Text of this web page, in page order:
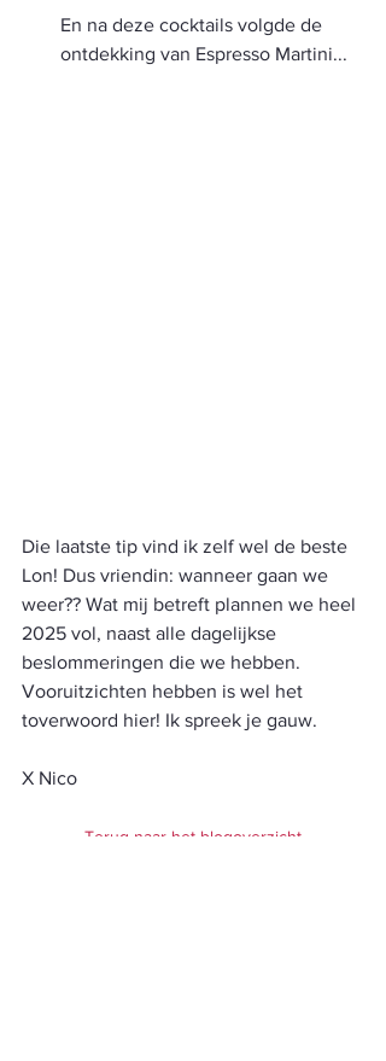
En na deze cocktails volgde de
ontdekking van Espresso Martini...
Die laatste tip vind ik zelf wel de beste
Lon! Dus vriendin: wanneer gaan we
weer?? Wat mij betreft plannen we heel
2025 vol, naast alle dagelijkse
beslommeringen die we hebben.
Vooruitzichten hebben is wel het
toverwoord hier! Ik spreek je gauw.
X Nico
Terug naar het blogoverzicht